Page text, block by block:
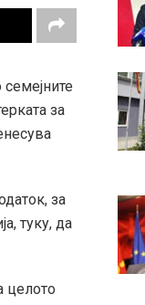
за
за
туку, да
целото